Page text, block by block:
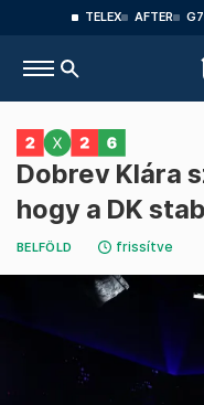
TELEX AFTER G7
Dobrev Klára
hogy a DK
BELFÖLD frissítve